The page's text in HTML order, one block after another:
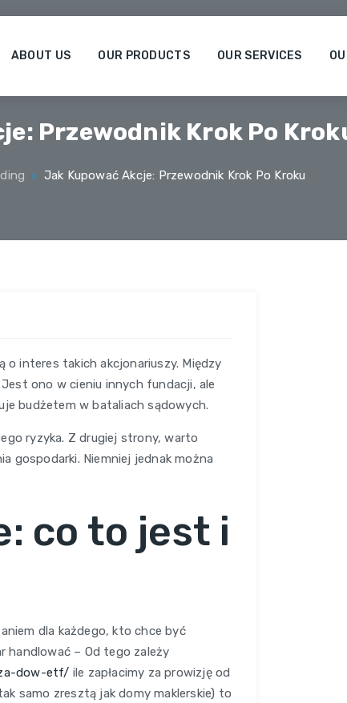
ABOUT US OUR PRODUCTS OUR SERVICES
Przewodnik Krok Po
Jak Kupować Akcje: Przewodnik Krok Po Kroku
o interes takich akcjonariuszy. Między
ono w cieniu innych fundacji, ale
budżetem w bataliach sądowych.
ryzyka. Z drugiej strony, warto
gospodarki. Niemniej jednak można
co to jest i
dla każdego, kto chce być
handlować – Od tego zależy
dow-etf/ ile zapłacimy za prowizję od
samo zresztą jak domy maklerskie) to